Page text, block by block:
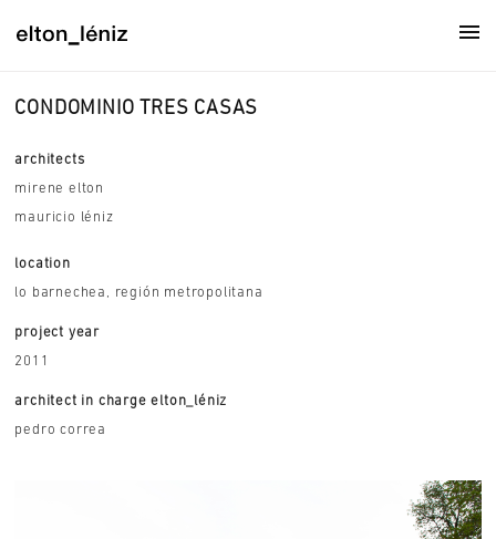
CONDOMINIO TRES CASAS
architects
mirene elton
mauricio léniz
location
lo barnechea, región metropolitana
project year
2011
architect in charge elton_léniz
pedro correa